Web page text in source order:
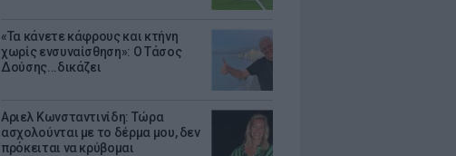
«Τα κάνετε κάφρους και κτήνη
χωρίς ενσυναίσθηση»: Ο Τάσος
Δούσης...δικάζει
Αριελ Κωνσταντινίδη: Τώρα
ασχολούνται με το δέρμα μου, δεν
πρόκειται να κρύβομαι